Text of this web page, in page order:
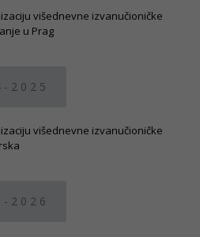
višednevne izvanučioničke
u Prag
2025
višednevne izvanučioničke
2026